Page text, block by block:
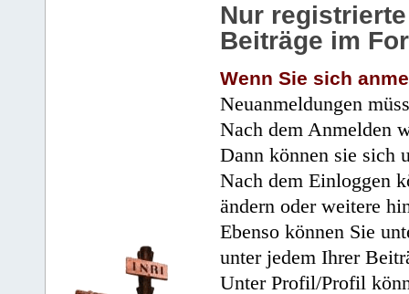
Nur
Beiträge im
Wenn Sie sich
Neuanmeldungen
Nach dem Anmelden
Dann können sie sich
Nach dem Einloggen
ändern oder weitere
Ebenso können Sie
unter jedem Ihrer
Unter Profil/Profil